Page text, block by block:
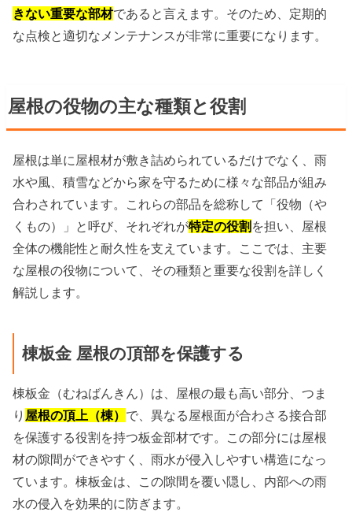
きない重要な部材であると言えます。そのため、定期的
な点検と適切なメンテナンスが非常に重要になります。
屋根の役物の主な種類と役割
屋根は単に屋根材が敷き詰められているだけでなく、雨
水や風、積雪などから家を守るために様々な部品が組み
合わされています。これらの部品を総称して「役物（や
くもの）」と呼び、それぞれが特定の役割 を担い、屋根
全体の機能性と耐久性を支えています。ここでは、主要
な屋根の役物について、その種類と重要な役割を詳しく
解説します。
棟板金 屋根の頂部を保護する
棟板金（むねばんきん）は、屋根の最も高い部分、つま
り 屋根の頂上（棟） で、異なる屋根面が合わさる接合部
を保護する役割を持つ板金部材です。この部分には屋根
材の隙間ができやすく、雨水が侵入しやすい構造になっ
ています。棟板金は、この隙間を覆い隠し、内部への雨
水の侵入を効果的に防ぎます。